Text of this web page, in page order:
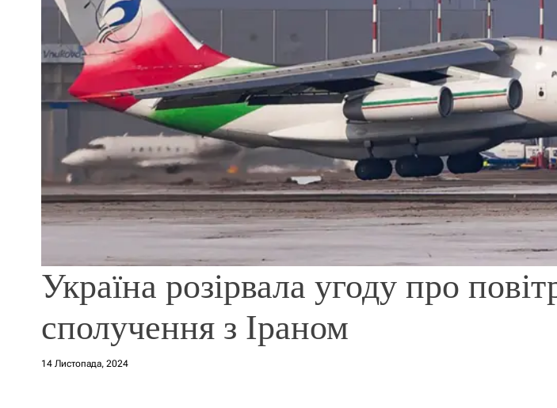
Україна розірвала угоду про
сполучення з Іраном
14 Листопада, 2024